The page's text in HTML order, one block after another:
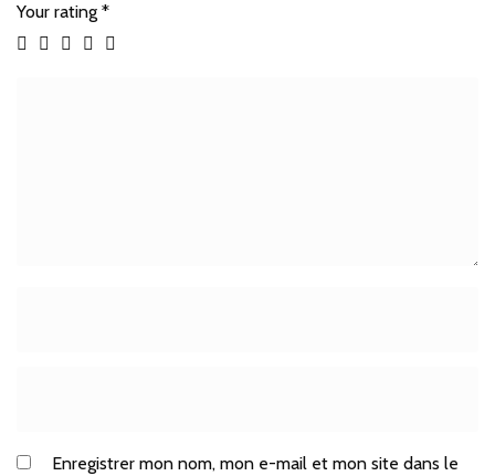
Your rating *
Enregistrer mon nom, mon e-mail et mon site dans le